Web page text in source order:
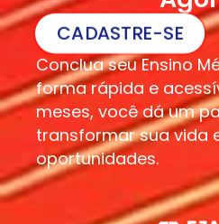
CADASTRE-SE
Conclua seu Ensino
forma rápida e
meses, você dá um
transformar sua vida
oportunidades.